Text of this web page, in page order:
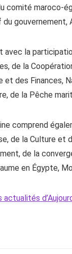
comité maroco-
gouvernement,
la
de la
et des Finances,
de la Pêche
comprend
de la Culture et
de la
en Égypte,